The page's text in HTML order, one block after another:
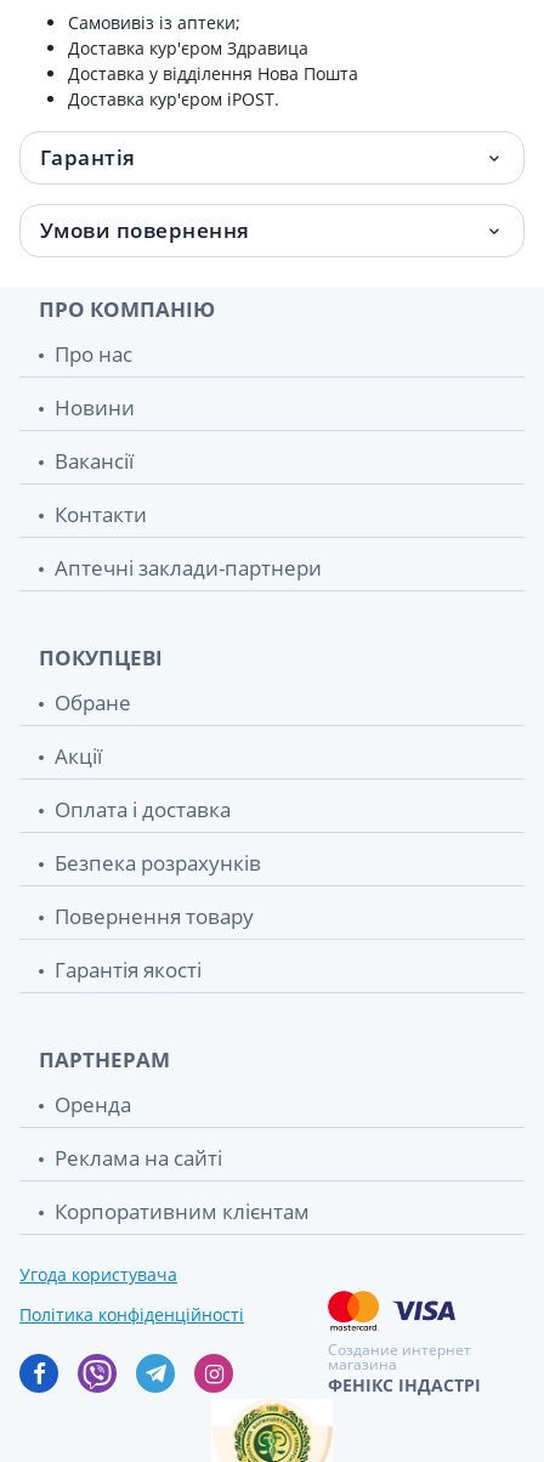
Самовивіз із аптеки;
Доставка кур'єром Здравица
Доставка у відділення Нова Пошта
Доставка кур'єром iPOST.
Гарантія
Умови повернення
ПРО КОМПАНІЮ
Про нас
Новини
Вакансії
Контакти
Аптечні заклади-партнери
ПОКУПЦЕВІ
Обране
Акції
Оплата і доставка
Безпека розрахунків
Повернення товару
Гарантія якості
ПАРТНЕРАМ
Оренда
Реклама на сайті
Корпоративним клієнтам
Угода користувача
Політика конфіденційності
Создание интернет
магазина
ФЕНІКС ІНДАСТРІ